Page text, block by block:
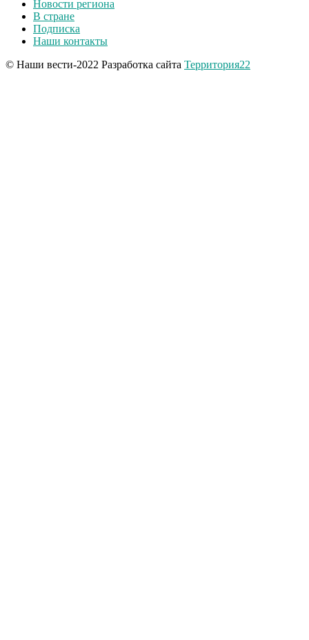
Новости региона
В стране
Подписка
Наши контакты
© Наши вести-2022 Разработка сайта Территория22